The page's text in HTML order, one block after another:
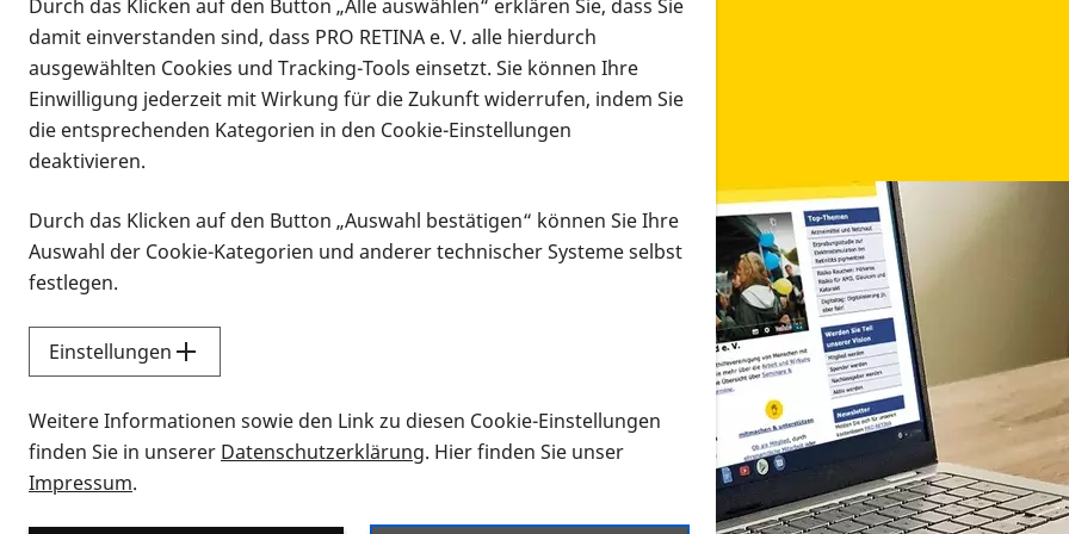
Infomaterial
Infomaterial
Vorlesen
Alle Infomaterialien in verschiedenen Formaten an
Sie möchten wissen, wie Sie nach Infonmaterial suchen und dieses bestellen bzw. herunterladen
Durch das Klicken auf den Button „Alle auswählen“ erklären Sie, dass Sie
damit einverstanden sind, dass PRO RETINA e. V. alle hierdurch
ausgewählten Cookies und Tracking-Tools einsetzt. Sie können Ihre
Einwilligung jederzeit mit Wirkung für die Zukunft widerrufen, indem Sie
die entsprechenden Kategorien in den Cookie-Einstellungen
deaktivieren.
Durch das Klicken auf den Button „Auswahl bestätigen“ können Sie Ihre
Auswahl der Cookie-Kategorien und anderer technischer Systeme selbst
festlegen.
Einstellungen
Weitere Informationen sowie den Link zu diesen Cookie-Einstellungen
finden Sie in unserer Datenschutzerklärung. Hier finden Sie unser
Impressum.